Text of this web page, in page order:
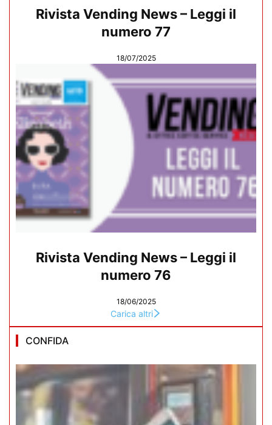
Rivista Vending News – Leggi il
numero 77
18/07/2025
Rivista Vending News – Leggi il
numero 76
18/06/2025
Carica altri
CONFIDA